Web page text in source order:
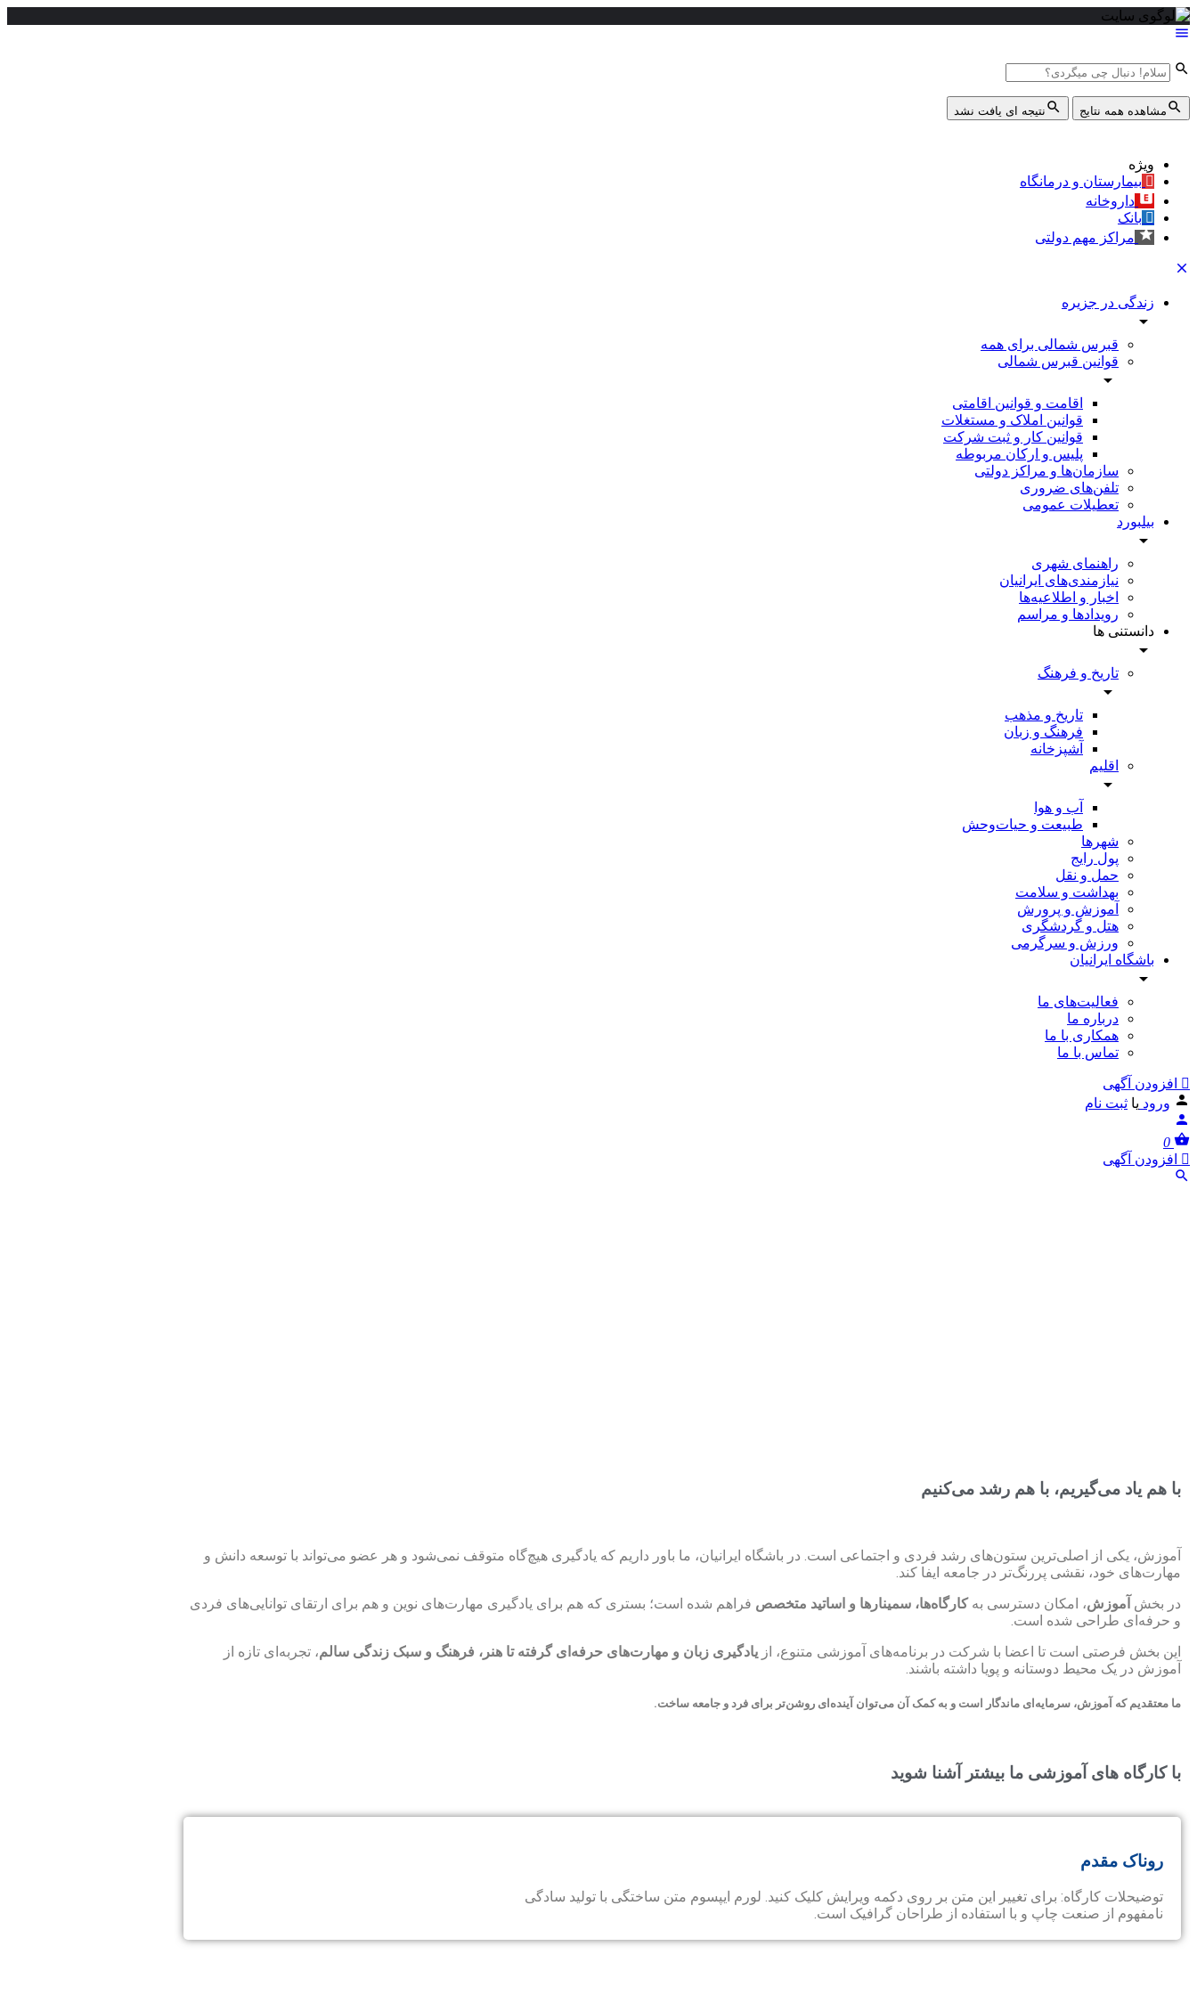
مشاهده همه نتایج نتیجه ای یافت نشد
ویژه
بیمارستان و درمانگاه
داروخانه
بانک
مراکز مهم دولتی
زندگی در جزیره
قبرس شمالی برای همه
قوانین قبرس شمالی
اقامت و قوانین اقامتی
قوانین املاک و مستغلات
قوانین کار و ثبت شرکت
پلیس و ارکان مربوطه
سازمان‌ها و مراکز دولتی
تلفن‌های ضروری
تعطیلات عمومی
بیلبورد
راهنمای شهری
نیازمندی‌های ایرانیان
اخبار و اطلاعیه‌ها
رویداد‌ها و مراسم
دانستنی ها
تاریخ و فرهنگ
تاریخ و مذهب
فرهنگ و زبان
آشپزخانه
اقلیم
آب و هوا
طبیعت و حیات‌وحش
شهرها
پول رایج
حمل و نقل
بهداشت و سلامت
آموزش و پرورش
هتل و گردشگری
ورزش و سرگرمی
باشگاه ایرانیان
فعالیت‌های ما
درباره ما
همکاری با ما
تماس با ما
افزودن آگهی
ورود یا ثبت نام
0
افزودن آگهی
با هم یاد می‌گیریم، با هم رشد می‌کنیم
آموزش، یکی از اصلی‌ترین ستون‌های رشد فردی و اجتماعی است. در باشگاه ایرانیان، ما باور داریم که یادگیری هیچ‌گاه متوقف نمی‌شود و هر عضو می‌تواند با توسعه دانش و
مهارت‌های خود، نقشی پررنگ‌تر در جامعه ایفا کند.
در بخش آموزش، امکان دسترسی بهکارگاه‌ها، سمینارها و اساتید متخصص فراهم شده است؛ بستری که هم برای یادگیری مهارت‌های نوین و هم برای ارتقای توانایی‌های فردی
و حرفه‌ای طراحی شده است.
این بخش فرصتی است تا اعضا با شرکت در برنامه‌های آموزشی متنوع، از یادگیری زبان و مهارت‌های حرفه‌ای گرفته تا هنر، فرهنگ و سبک زندگی سالم، تجربه‌ای تازه از
آموزش در یک محیط دوستانه و پویا داشته باشند.
ما معتقدیم که آموزش، سرمایه‌ای ماندگار است و به کمک آن می‌توان آینده‌ای روشن‌تر برای فرد و جامعه ساخت.
با کارگاه های آموزشی ما بیشتر آشنا شوید
روناک مقدم
توضیحلات کارگاه: برای تغییر این متن بر روی دکمه ویرایش کلیک کنید. لورم ایپسوم متن ساختگی با تولید سادگی
نامفهوم از صنعت چاپ و با استفاده از طراحان گرافیک است.